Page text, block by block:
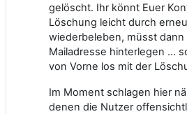
gelöscht. Ihr könnt Euer
Löschung leicht durch
wiederbeleben, müsst dann
Mailadresse hinterlegen ...
von Vorne los mit der
Im Moment schlagen hier
denen die Nutzer